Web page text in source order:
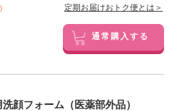
定期お届けおトク便とは＞
通常購入する
顔フォーム（医薬部外品）